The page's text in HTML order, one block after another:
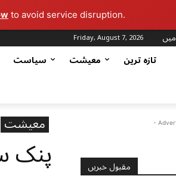
to avoid service disruption.
Friday, August 7, 2026
سیاست معیشت
تازہ ترین
معیشت
پنک سالٹ پر
-
مقبول خبریں